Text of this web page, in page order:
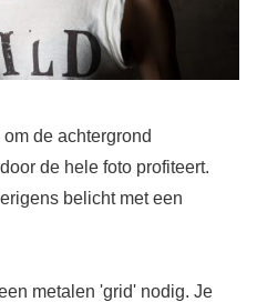
de achtergrond
de hele foto profiteert.
belicht met een
metalen 'grid' nodig. Je